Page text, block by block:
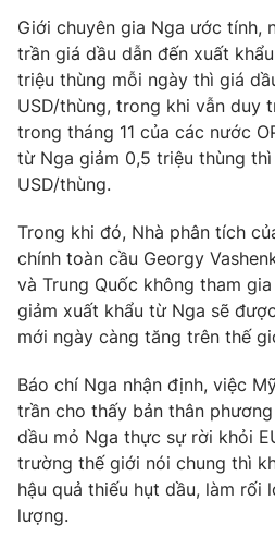
Giới chuyên gia Nga ước tính,
trần giá dầu dẫn đến xuất
triệu thùng mỗi ngày thì giá
USD/thùng, trong khi vẫn duy
trong tháng 11 của các nước
từ Nga giảm 0,5 triệu thùng thì
USD/thùng.
Trong khi đó, Nhà phân tích
chính toàn cầu Georgy
và Trung Quốc không tham
giảm xuất khẩu từ Nga sẽ
mới ngày càng tăng trên thế
Báo chí Nga nhận định, việc
trần cho thấy bản thân
dầu mỏ Nga thực sự rời khỏi
trường thế giới nói chung thì
hậu quả thiếu hụt dầu, làm rối
lượng.